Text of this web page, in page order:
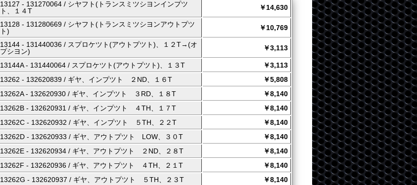
13127 - 131270064 / シヤフト(トランスミツシヨンインプツ
ト、１４T
￥14,630
13128 - 131280669 / シヤフト(トランスミツシヨンアウトプツ
ト)
￥10,769
13144 - 131440036 / スプロケツト(アウトプツト)、１２T→(オ
プシヨン)
￥3,113
13144A - 131440064 / スプロケツト(アウトプツト)、１３T
￥3,113
13262 - 132620839 / ギヤ、インプツト ２ND、１６T
￥5,808
13262A - 132620930 / ギヤ、インプツト ３RD、１８T
￥8,140
13262B - 132620931 / ギヤ、インプツト ４TH、１７T
￥8,140
13262C - 132620932 / ギヤ、インプツト ５TH、２２T
￥8,140
13262D - 132620933 / ギヤ、アウトプツト LOW、３０T
￥8,140
13262E - 132620934 / ギヤ、アウトプツト ２ND、２８T
￥8,140
13262F - 132620936 / ギヤ、アウトプツト ４TH、２１T
￥8,140
13262G - 132620937 / ギヤ、アウトプツト ５TH、２３T
￥8,140